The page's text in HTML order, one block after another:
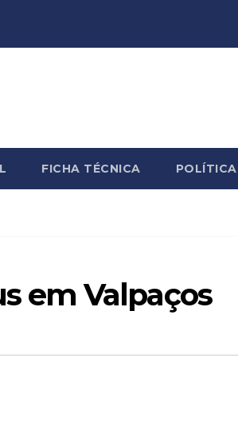
FICHA TÉCNICA
em Valpaços